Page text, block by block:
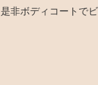
是非ボディコートで